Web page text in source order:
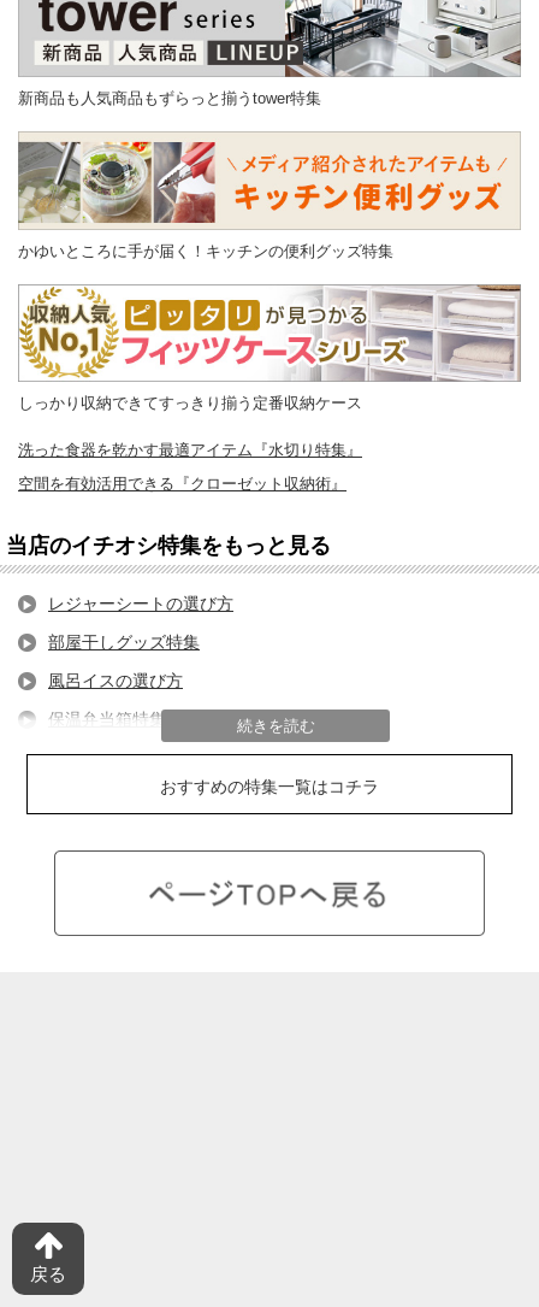
新商品も人気商品もずらっと揃うtower特集
かゆいところに手が届く！キッチンの便利グッズ特集
しっかり収納できてすっきり揃う定番収納ケース
洗った食器を乾かす最適アイテム『水切り特集』
空間を有効活用できる『クローゼット収納術』
当店のイチオシ特集をもっと見る
続きを読む
レジャーシートの選び方
部屋干しグッズ特集
風呂イスの選び方
保温弁当箱特集
フライパンの選び方
おすすめの特集一覧はコチラ
戻る